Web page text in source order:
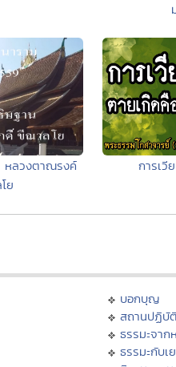
หลวงตาณรงค์
ย
การเวี
บอกบุญ
สถานปฏิบั
ธรรมะจา
ธรรมะกับเ